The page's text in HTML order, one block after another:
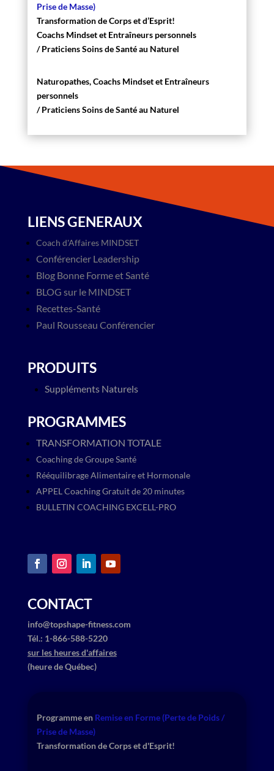
Prise de Masse)
Transformation de Corps et d’Esprit!
​Coachs Mindset et Entraîneurs personnels
​/ ​Praticiens Soins de Santé au Naturel
Naturopathes, Coachs Mindset et Entraîneurs
personnels
​/ ​Praticiens Soins de Santé au Naturel
LIENS GENERAUX
Coach d'Affaires MINDSET
Conférencier Leadership
Blog​ Bonne Forme et Santé
BLOG sur le MINDSET
Recettes-Santé
Paul Rousseau Conférencier
PRODUITS
Suppléments Naturels
PROGRAMMES
TRANSFORMATION TOTALE
Coaching de Groupe Santé
Rééquilibrage Alimentaire et Hormonale
APPEL Coaching Gratuit de 20 minutes
BULLETIN COACHING EXCELL-PRO
CONTACT
info@topshape-fitness.com
​Tél.: ​1-866-588-5220
sur les heures d'affaires
(heure de Québec)
Programme en​ Remise en Forme (Perte de Poids /
Prise de Masse)
Transformation de Corps et d'Esprit!